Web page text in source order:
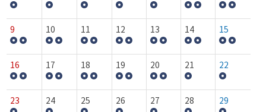
9 10 11 12 13 14 15
16 17 18 19 20 21 22
23 24 25 26 27 28 29